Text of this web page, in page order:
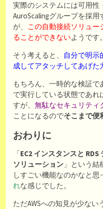
実際のシステムには可用性
AuroScalingグループを採
が、
この自動接続ソリュー
ることができないようです
そう考えると、
自分で明示
成してアタッチしてあげた
もちろん、一時的な検証で
で実行している状態であれ
すが、 無駄なセキュリティ
ことになるのでそこまで便
おわりに
「EC2 インスタンスと
ソリューション 」という
しすごい機能なのかなと思
れな感じでした。
ただAWSへの知見が少な